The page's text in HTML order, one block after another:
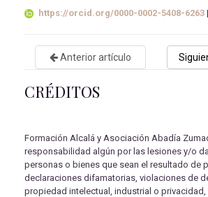
https://orcid.org/0000-0002-5408-6263|
Anterior artículo
CRÉDITOS
Formación Alcalá y Asociación Abadía
responsabilidad algún por las lesiones y/o
personas o bienes que sean el resultado de
declaraciones difamatorias, violaciones de
propiedad intelectual, industrial o